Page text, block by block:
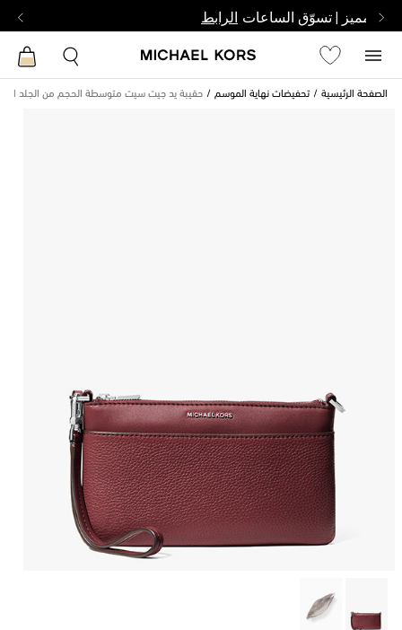
مميز | تسوّق الساعات الرابط
الصفحة الرئيسية تحفيضات نهاية الموسم حقيبة يد جيت سيت متوسطة الحجم من الجلد